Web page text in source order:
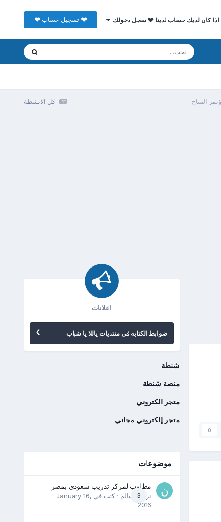
اذا كان لديك حساب لدينا ♥ سجل دخولك ♥ تسجيل حساب ♥
كل الانشطة المناخ
0
اعلانات
ضوابط الكتابه فى منتديات ياللا يا شباب
شنطة
منصة شنطة
متجر الكتروني
متجر إلكتروني مجاني
موضوعات
3
مطلوب لمركز تدريب سعودى بمصر
نرمين سالم · كتب في January 16,
2016